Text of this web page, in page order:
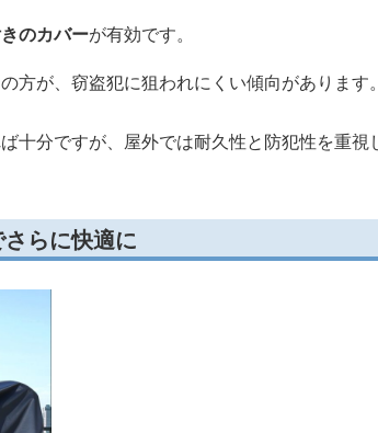
のカバーが有効です。
方が、窃盗犯に狙われにくい傾向があります。
十分ですが、屋外では耐久性と防犯性を重視
らに快適に